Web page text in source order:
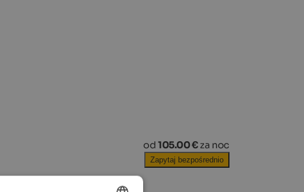
od105.00 € za noc
Zapytaj bezpośrednio